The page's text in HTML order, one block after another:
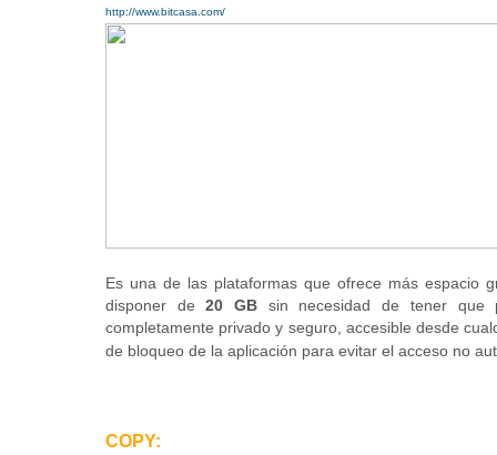
http://www.bitcasa.com/
Es una de las plataformas que ofrece más espacio
disponer de20 GB sin necesidad de tener que
completamente privado y seguro, accesible desde
de bloqueo de la aplicación para evitar el acceso no
COPY: